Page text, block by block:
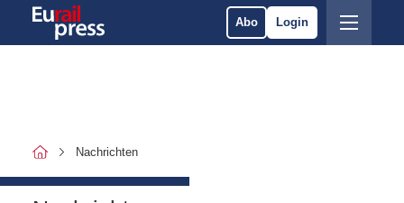
Abo Login
Nachrichten